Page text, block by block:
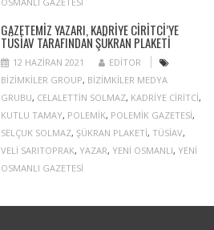
GAZETEMIZ YAZARI, KADRIYE CIRITCI’YE
TÜSİAV TARAFINDAN ŞÜKRAN PLAKETI
12 HAZIRAN 2021
EDITOR
BIZIMKILER GROUP, BIZIMKILER MEDYA
GRUBU, CELALETTIN SOLMAZ, KADRIYE CIRITCI,
KUTLU TAMAY, POLEMIK, POLEMIK GAZETESI,
SELÇUK SOLMAZ, ŞÜKRAN PLAKETI, TÜSIAV,
VELI SARITOPRAK, YAZAR, YENI OSMANLI, YENI
OSMANLI GAZETESI